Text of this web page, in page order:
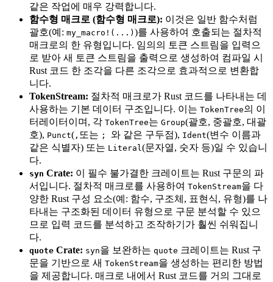
같은 작업에 매우 강력합니다.
함수형 매크로 (함수형 매크로): 이것은 일반 함수처럼
괄호(예: my_macro!(...) )를 사용하여 호출되는 절차적
매크로의 한 유형입니다. 임의의 토큰 스트림을 입력으
로 받아 새 토큰 스트림을 출력으로 생성하여 컴파일 시
Rust 코드 한 조각을 다른 조각으로 효과적으로 변환합
니다.
TokenStream: 절차적 매크로가 Rust 코드를 나타내는 데
사용하는 기본 데이터 구조입니다. 이는 TokenTree의 이
터레이터이며, 각 TokenTree는 Group(괄호, 중괄호, 대괄
호), Punct( , 또는 ; 와 같은 구두점), Ident(변수 이름과
같은 식별자) 또는 Literal (문자열, 숫자 등)일 수 있습니
다.
syn Crate: 이 필수 불가결한 크레이트는 Rust 구문의 파
서입니다. 절차적 매크로를 사용하여 TokenStream을 다
양한 Rust 구성 요소(예: 함수, 구조체, 표현식, 유형)를 나
타내는 구조화된 데이터 유형으로 구문 분석할 수 있으
므로 입력 코드를 분석하고 조작하기가 훨씬 쉬워집니
다.
quote Crate: syn을 보완하는 quote 크레이트는 Rust 구
문을 기반으로 새 TokenStream을 생성하는 편리한 방법
을 제공합니다. 매크로 내에서 Rust 코드를 거의 그대로